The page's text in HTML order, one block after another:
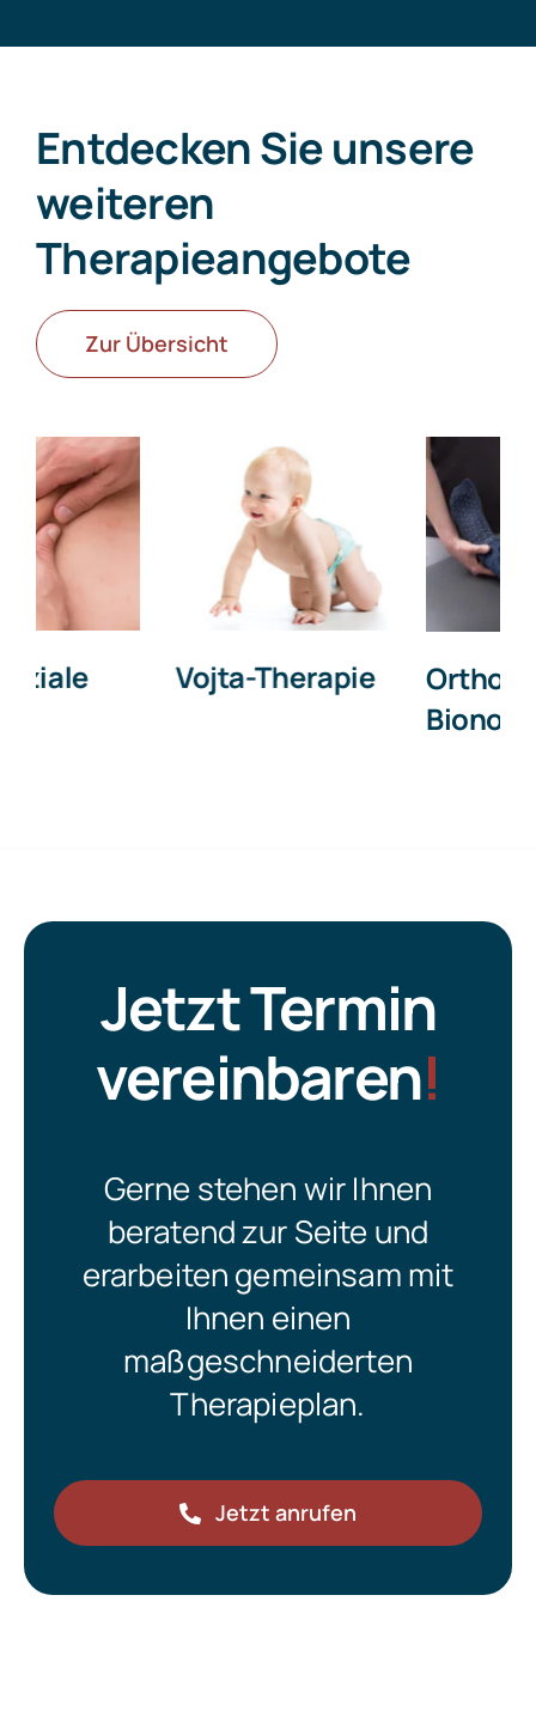
Entdecken Sie unsere
weiteren
Therapieangebote
Zur Übersicht
Ortho
Myofasziale
Jetzt Termin
vereinbaren!
Gerne stehen wir Ihnen
beratend zur Seite und
erarbeiten gemeinsam mit
Ihnen einen
maßgeschneiderten
Therapieplan.
Jetzt anrufen